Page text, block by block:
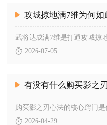
攻城掠地满7维为何如
2026-07-05
2026-04-29